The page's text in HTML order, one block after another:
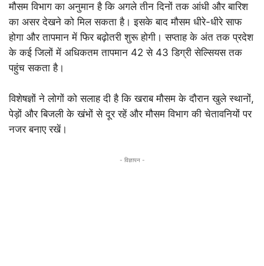
मौसम विभाग का अनुमान है कि अगले तीन दिनों तक आंधी और बारिश
का असर देखने को मिल सकता है। इसके बाद मौसम धीरे-धीरे साफ
होगा और तापमान में फिर बढ़ोतरी शुरू होगी। सप्ताह के अंत तक प्रदेश
के कई जिलों में अधिकतम तापमान 42 से 43 डिग्री सेल्सियस तक
पहुंच सकता है।
विशेषज्ञों ने लोगों को सलाह दी है कि खराब मौसम के दौरान खुले स्थानों,
पेड़ों और बिजली के खंभों से दूर रहें और मौसम विभाग की चेतावनियों पर
नजर बनाए रखें।
- विज्ञापन -